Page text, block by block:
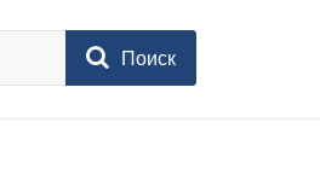
Поиск